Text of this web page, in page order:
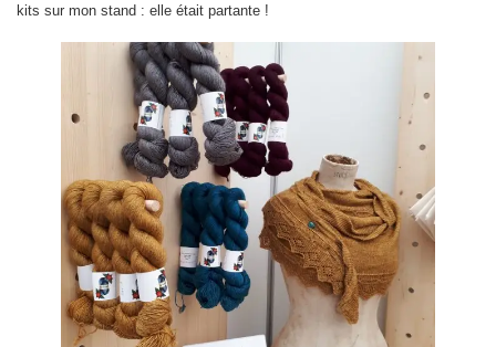
kits sur mon stand : elle était partante !